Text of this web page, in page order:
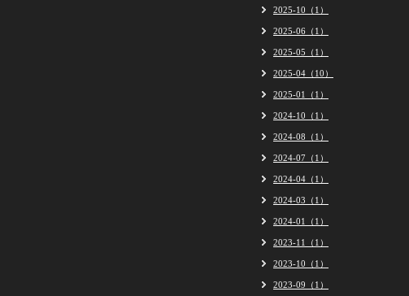
2025-10（1）
2025-06（1）
2025-05（1）
2025-04（10）
2025-01（1）
2024-10（1）
2024-08（1）
2024-07（1）
2024-04（1）
2024-03（1）
2024-01（1）
2023-11（1）
2023-10（1）
2023-09（1）